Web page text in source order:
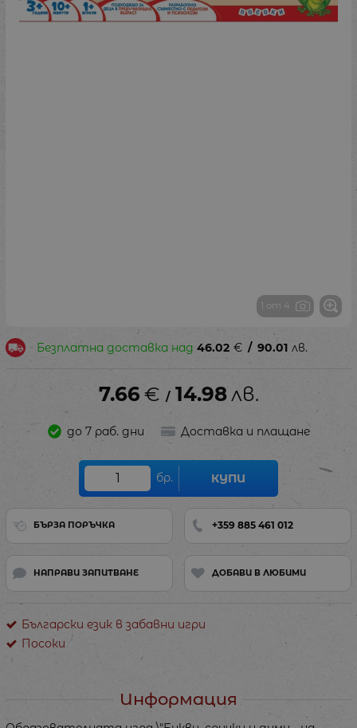
1 от 4
Безплатна доставка над 46.02 € / 90.01 лв.
7.66 € / 14.98лв.
до 7 раб. дни Доставка и плащане
бр. КУПИ
БЪРЗА ПОРЪЧКА +359 885 461 012
НАПРАВИ ЗАПИТВАНЕ ДОБАВИ В ЛЮБИМИ
Български език в забавни игри
Посоки
Информация